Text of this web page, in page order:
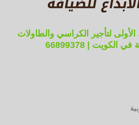
لتأجير الكراسي والطاولات
| 66899378